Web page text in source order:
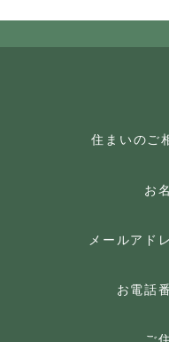
住まいのご
お
メールアド
お電話